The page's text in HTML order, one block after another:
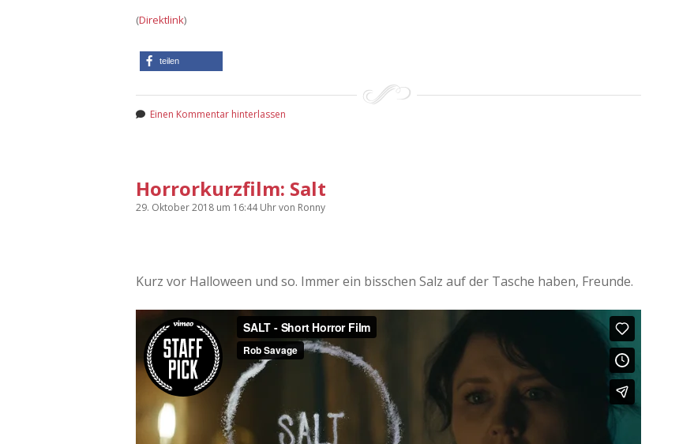
(Direktlink)
teilen
Einen Kommentar hinterlassen
Horrorkurzfilm: Salt
29. Oktober 2018 um 16:44 Uhrvon Ronny
Kurz vor Halloween und so. Immer ein bisschen Salz auf der Tasche haben, Freunde.